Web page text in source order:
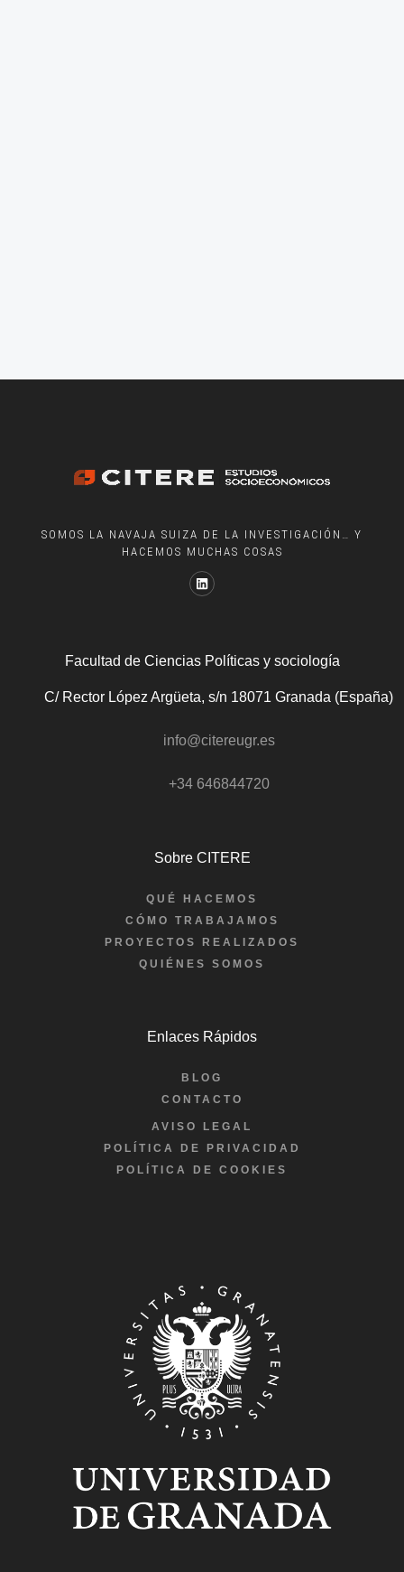
SOMOS LA NAVAJA SUIZA DE LA INVESTIGACIÓN… Y
HACEMOS MUCHAS COSAS
Facultad de Ciencias Políticas y sociología
C/ Rector López Argüeta, s/n 18071 Granada (España)
info@citereugr.es
+34 646844720
Sobre CITERE
QUÉ HACEMOS
CÓMO TRABAJAMOS
PROYECTOS REALIZADOS
QUIÉNES SOMOS
Enlaces Rápidos
BLOG
CONTACTO
AVISO LEGAL
POLÍTICA DE PRIVACIDAD
POLÍTICA DE COOKIES